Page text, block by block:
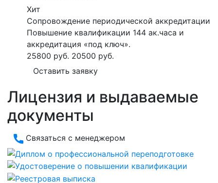
Хит
Сопровождение периодической аккредитации
Повышение квалификации 144 ак.часа и
аккредитация «под ключ».
25800 руб. 20500 руб.
Оставить заявку
Лицензия и выдаваемые
документы
Связаться с менеджером